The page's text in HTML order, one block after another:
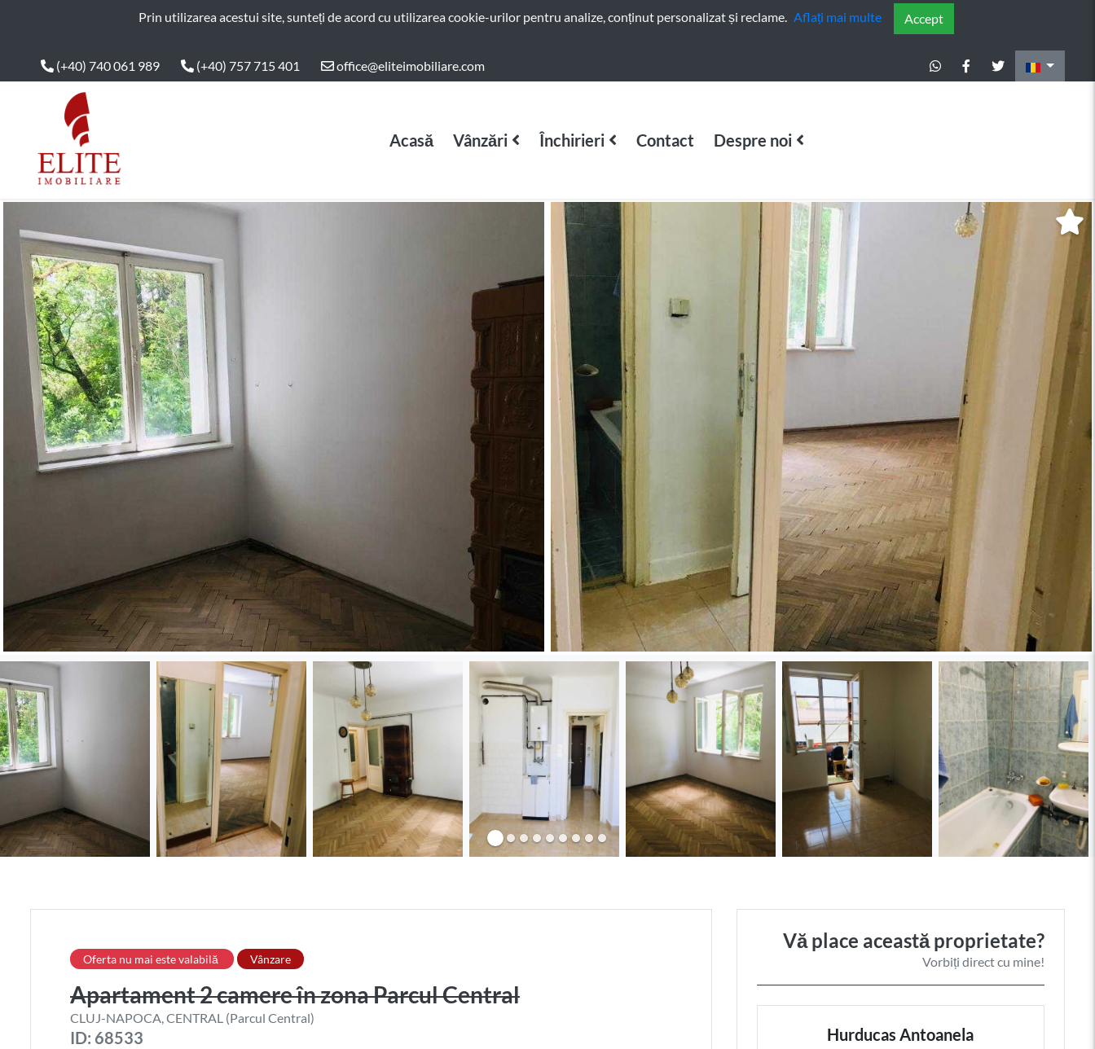
ELITE IMOBILIAREPrin utilizarea acestui site, sunteți de acord cu utilizarea cookie-urilor pentru analize, conținut personalizat și reclame. Aflați mai multe Accept
(+40) 740 061 989 (+40) 757 715 401 office@eliteimobiliare.com
Main Nav Acasă Vânzări Închirieri Contact Despre noi
Oferta nu mai este valabilă Vânzare
Apartament 2 camere în zona Parcul Central
CLUJ-NAPOCA, CENTRAL (Parcul Central)
ID: 68533
Vă place această proprietate?
Vorbiți direct cu mine!
Hurducas Antoanela